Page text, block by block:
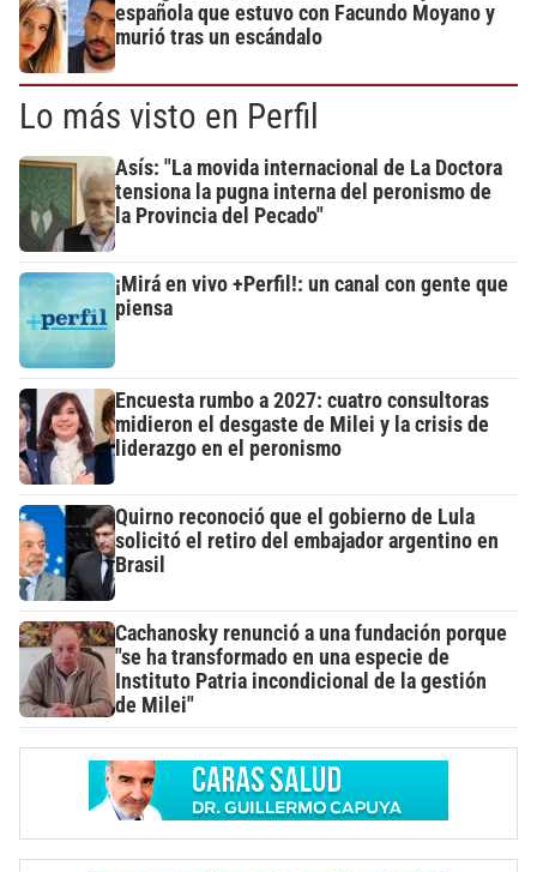
española que estuvo con Facundo Moyano y
murió tras un escándalo
Lo más visto en Perfil
Asís: "La movida internacional de La Doctora
tensiona la pugna interna del peronismo de
la Provincia del Pecado"
¡Mirá en vivo +Perfil!: un canal con gente que
piensa
Encuesta rumbo a 2027: cuatro consultoras
midieron el desgaste de Milei y la crisis de
liderazgo en el peronismo
Quirno reconoció que el gobierno de Lula
solicitó el retiro del embajador argentino en
Brasil
Cachanosky renunció a una fundación porque
"se ha transformado en una especie de
Instituto Patria incondicional de la gestión
de Milei"